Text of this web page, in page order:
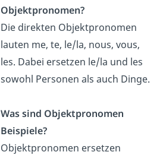
Objektpronomen?
Die direkten Objektpronomen
lauten me, te, le/la, nous, vous,
les. Dabei ersetzen le/la und les
sowohl Personen als auch Dinge.
Was sind Objektpronomen
Beispiele?
Objektpronomen ersetzen